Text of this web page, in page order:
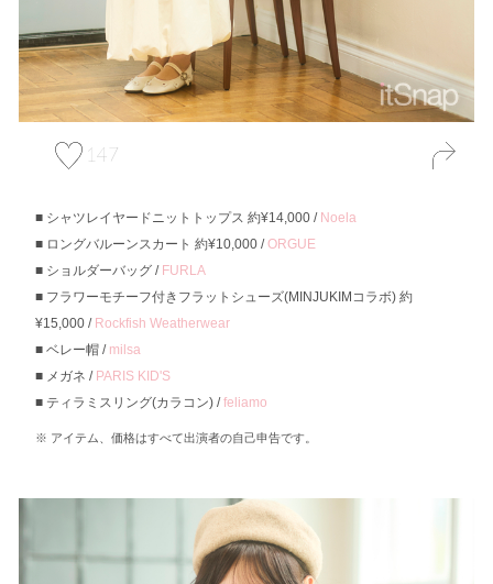
147
シャツレイヤードニットトップス 約¥14,000 / Noela
ロングバルーンスカート 約¥10,000 /ORGUE
ショルダーバッグ / FURLA
フラワーモチーフ付きフラットシューズ(MINJUKIMコラボ) 約
¥15,000 / Rockfish Weatherwear
ベレー帽 / milsa
メガネ / PARIS KID'S
ティラミスリング(カラコン) /feliamo
アイテム、価格はすべて出演者の自己申告です。